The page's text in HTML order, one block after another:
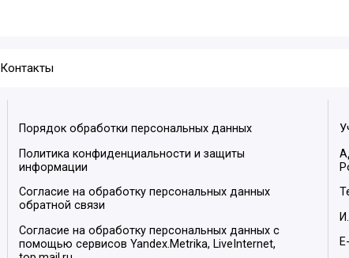
Контакты
Порядок обработки персональных данных
Политика конфиденциальности и защиты
информации
Согласие на обработку персональных данных
обратной связи
Согласие на обработку персональных данных с
помощью сервисов Yandex.Metrika, LiveInternet,